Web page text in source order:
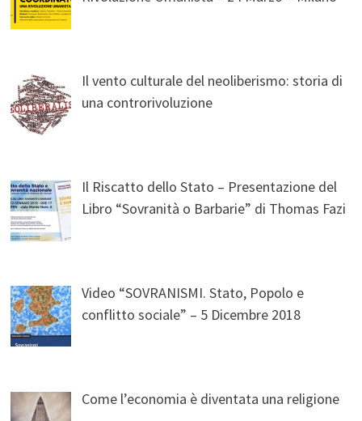
Il vento culturale del neoliberismo: storia di
una controrivoluzione
Il Riscatto dello Stato – Presentazione del
Libro “Sovranità o Barbarie” di Thomas Fazi
Video “SOVRANISMI. Stato, Popolo e
conflitto sociale” – 5 Dicembre 2018
Come l’economia è diventata una religione